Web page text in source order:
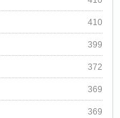
410
399
372
369
369